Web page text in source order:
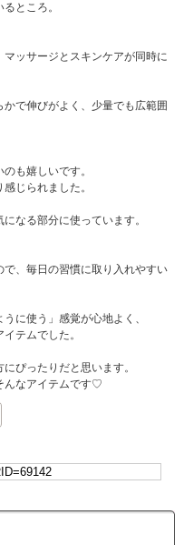
ところ。
ッサージとスキンケアが同時に
で伸びがよく、少量でも広範囲
も嬉しいです。
じられました。
なる部分に使っています。
、毎日の習慣に取り入れやすい
に使う」感覚が心地よく、
テムでした。
ぴったりだと思います。
んなアイテムです♡